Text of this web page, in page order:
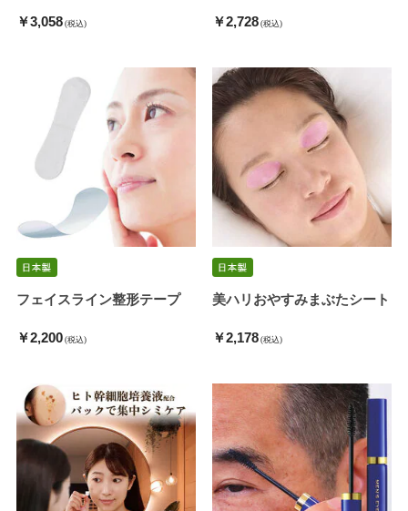
￥3,058 (税込) ￥2,728 (税込)
フェイスライン整形テープ
￥2,200 (税込)
美ハリおやすみまぶたシート
￥2,178 (税込)